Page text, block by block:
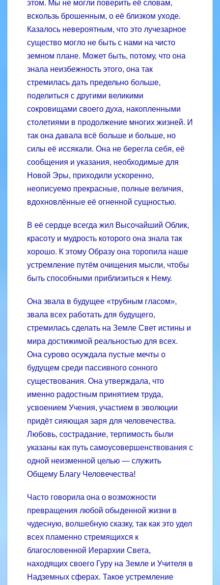
этом. Мы не могли поверить её словам,
вскользь брошенным, о её близком уходе.
Казалось невероятным, что это лучезарное
существо могло не быть с нами на чисто
земном плане. Может быть, потому, что она
знала неизбежность этого, она так
стремилась дать предельно больше,
поделиться с другими великими
сокровищами своего духа, накопленными
столетиями в продолжение многих жизней. И
так она давала всё больше и больше, но
силы её иссякали. Она не берегла себя, её
сообщения и указания, необходимые для
Новой Эры, приходили ускоренно,
неописуемо прекрасные, полные величия,
вдохновлённые её огненной сущностью.
В её сердце всегда жил Высочайший Облик,
красоту и мудрость которого она знала так
хорошо. К этому Образу она торопила наше
устремление путём очищения мысли, чтобы
быть способными приблизиться к Нему.
Она звала в будущее «трубным гласом»,
звала всех работать для будущего,
стремилась сделать на Земле Свет истины и
мира достижимой реальностью для всех.
Она сурово осуждала пустые мечты о
будущем среди пассивного сонного
существования. Она утверж­дала, что
именно радостным принятием труда,
усвоением Учения, участием в эволюции
придёт сияющая заря для человечества.
Любовь, сострадание, терпимость были
указаны как путь самоусовершенствования с
одной неизменной целью — служить
Общему Благу Человечества!
Часто говорила она о возможности
превращения любой обыденной жизни в
чудесную, волшебную сказку, так как это удел
всех пламенно стремящихся к
благословенной Иерархии Света,
находящих своего Гуру на Земле и Учителя в
Надземных сферах. Такое устремление